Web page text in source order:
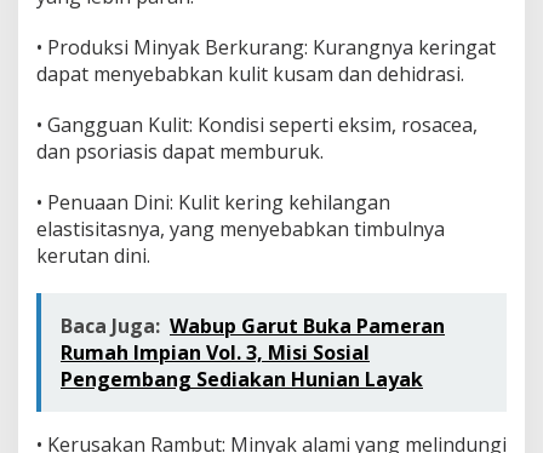
• Produksi Minyak Berkurang: Kurangnya keringat
dapat menyebabkan kulit kusam dan dehidrasi.
• Gangguan Kulit: Kondisi seperti eksim, rosacea,
dan psoriasis dapat memburuk.
• Penuaan Dini: Kulit kering kehilangan
elastisitasnya, yang menyebabkan timbulnya
kerutan dini.
Baca Juga: Wabup Garut Buka Pameran
Rumah Impian Vol. 3, Misi Sosial
Pengembang Sediakan Hunian Layak
• Kerusakan Rambut: Minyak alami yang melindungi